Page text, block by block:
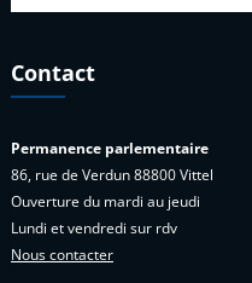
Contact
Permanence parlementaire
86, rue de Verdun 88800 Vittel
Ouverture du mardi au jeudi
Lundi et vendredi sur rdv
Nous contacter